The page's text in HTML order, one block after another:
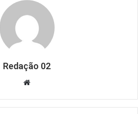
Redação 02
Website